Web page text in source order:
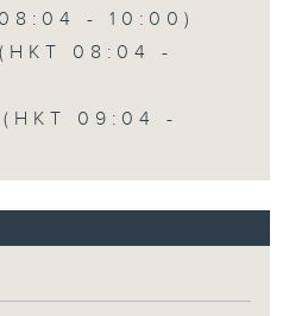
- 10:00)
08:04 -
(HKT 09:04 -